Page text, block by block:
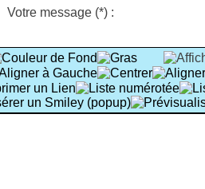
Votre message (*) :